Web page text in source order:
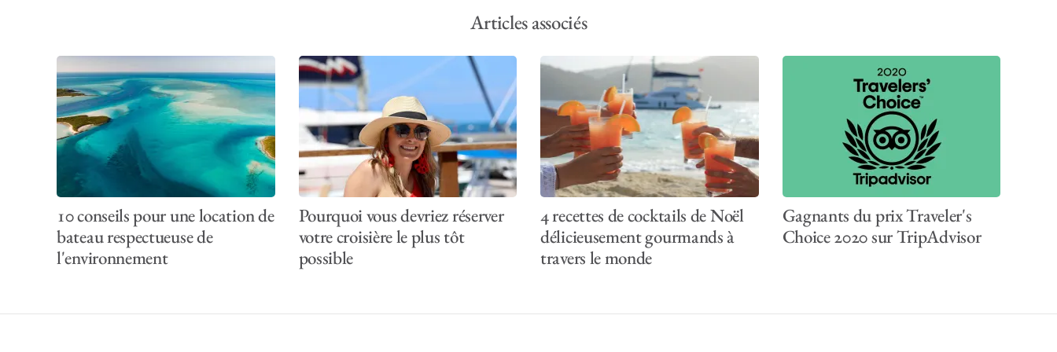
plus d’espace, de confort et de luxe. Nos nouveaux modèles comprennent des téléviseurs à écran plat et
des lecteurs DVD. Pour une liste complète des équipements et des services qui se trouvent à bord, veuillez
Ce qui est inclus : location sans équipage en voilier ou catamaran à moteur
Ce qui est inclus : croisière avec équipage tout inclus
Articles associés
10 conseils pour une location de
bateau respectueuse de
l'environnement
Pourquoi vous devriez réserver
votre croisière le plus tôt
possible
4 recettes de cocktails de Noël
délicieusement gourmands à
travers le monde
Gagnants du prix Traveler's
Choice 2020 sur TripAdvisor